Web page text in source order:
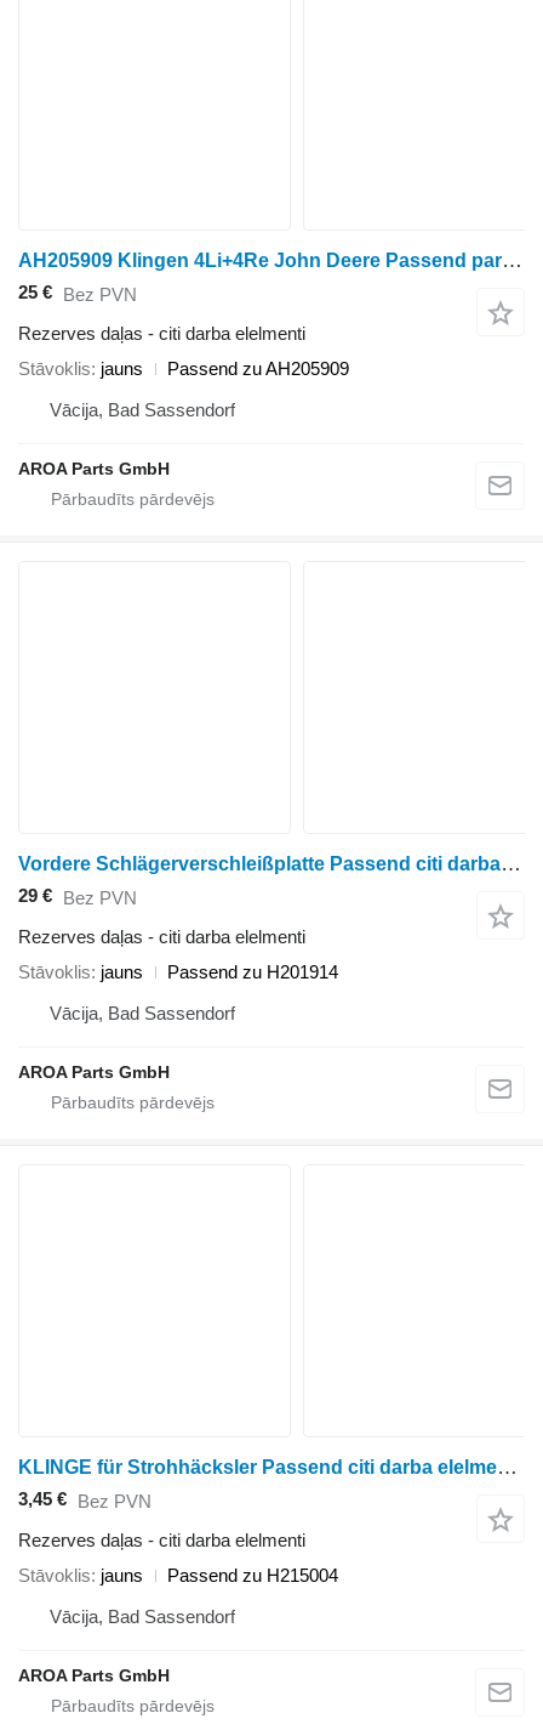
AH205909 Klingen 4Li+4Re John Deere Passend paredzēts John Deere 9500 9510 9510SH 9550 9550SH 9560 9560SH 9560STS 9560iSTS 9600 9 graudu kombaina
25 € Bez PVN
Rezerves daļas - citi darba elelmenti
Stāvoklis jauns
Passend zu AH205909
Vācija, Bad Sassendorf
AROA Parts GmbH
Vordere Schlägerverschleißplatte Passend citi darba elelmenti paredzēts John Deere 9560STS, 9570STS, 9650STS, 9660STS, 9670STS, 9750STS, 9760STS, 9
29 € Bez PVN
Rezerves daļas - citi darba elelmenti
Stāvoklis jauns
Passend zu H201914
Vācija, Bad Sassendorf
AROA Parts GmbH
KLINGE für Strohhäcksler Passend citi darba elelmenti paredzēts John Deere CTS, CTS II, 9400, 9410, 9450, 9470STS, 9500, 9510, 9550, 9560
3,45 € Bez PVN
Rezerves daļas - citi darba elelmenti
Stāvoklis jauns
Passend zu H215004
Vācija, Bad Sassendorf
AROA Parts GmbH